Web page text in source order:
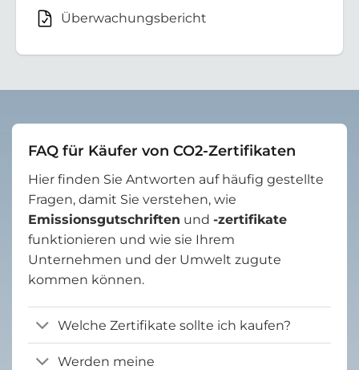
Überwachungsbericht
FAQ für Käufer von CO2-Zertifikaten
Hier finden Sie Antworten auf häufig gestellte
Fragen, damit Sie verstehen, wie
Emissionsgutschriften und -zertifikate
funktionieren und wie sie Ihrem
Unternehmen und der Umwelt zugute
kommen können.
Welche Zertifikate sollte ich kaufen?
Werden meine